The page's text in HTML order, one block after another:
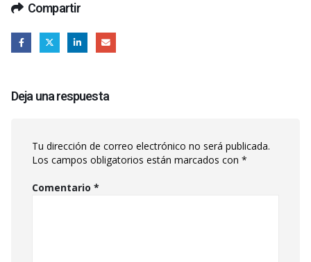
Compartir
Deja una respuesta
Tu dirección de correo electrónico no será publicada.
Los campos obligatorios están marcados con *
Comentario *